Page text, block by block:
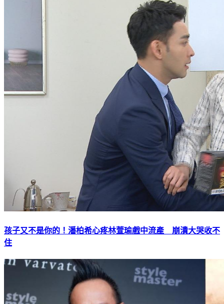
孩子又不是你的！潘柏希心疼林萱瑜戲中流產 崩潰大哭收不
住